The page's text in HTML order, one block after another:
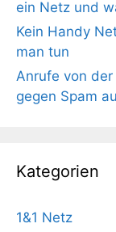
ein Netz und
Kein Handy
man tun
Anrufe von
gegen Spam
Kategorien
1&1 Netz